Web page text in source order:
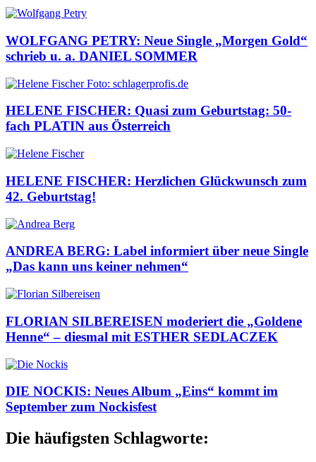
WOLFGANG PETRY: Neue Single „Morgen Gold“
schrieb u. a. DANIEL SOMMER
HELENE FISCHER: Quasi zum Geburtstag: 50-
fach PLATIN aus Österreich
HELENE FISCHER: Herzlichen Glückwunsch zum
42. Geburtstag!
ANDREA BERG: Label informiert über neue Single
„Das kann uns keiner nehmen“
FLORIAN SILBEREISEN moderiert die „Goldene
Henne“ – diesmal mit ESTHER SEDLACZEK
DIE NOCKIS: Neues Album „Eins“ kommt im
September zum Nockisfest
Die häufigsten Schlagworte: